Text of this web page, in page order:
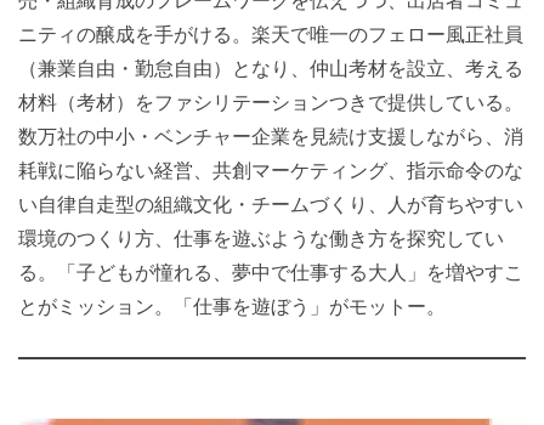
ニティの醸成を手がける。楽天で唯一のフェロー風正社員
（兼業自由・勤怠自由）となり、仲山考材を設立、考える
材料（考材）をファシリテーションつきで提供している。
数万社の中小・ベンチャー企業を見続け支援しながら、消
耗戦に陥らない経営、共創マーケティング、指示命令のな
い自律自走型の組織文化・チームづくり、人が育ちやすい
環境のつくり方、仕事を遊ぶような働き方を探究してい
る。「子どもが憧れる、夢中で仕事する大人」を増やすこ
とがミッション。「仕事を遊ぼう」がモットー。